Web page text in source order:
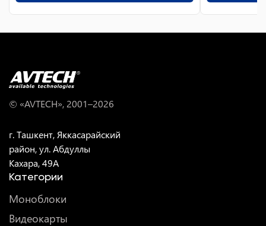
© «AVTECH», 2001–2026
г. Ташкент, Яккасарайский
район, ул. Абдуллы
Кахара, 49A
Категории
Моноблоки
Видеокарты